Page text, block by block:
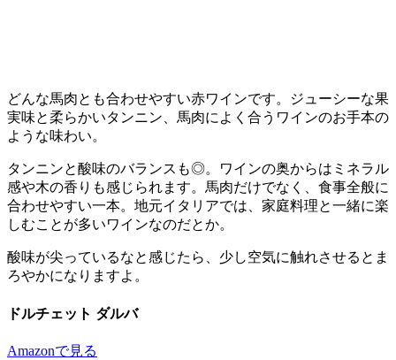
どんな馬肉とも合わせやすい赤ワインです。ジューシーな果
実味と柔らかいタンニン、馬肉によく合うワインのお手本の
ような味わい。
タンニンと酸味のバランスも◎。ワインの奥からはミネラル
感や木の香りも感じられます。馬肉だけでなく、食事全般に
合わせやすい一本。地元イタリアでは、家庭料理と一緒に楽
しむことが多いワインなのだとか。
酸味が尖っているなと感じたら、少し空気に触れさせるとま
ろやかになりますよ。
ドルチェット ダルバ
Amazonで見る